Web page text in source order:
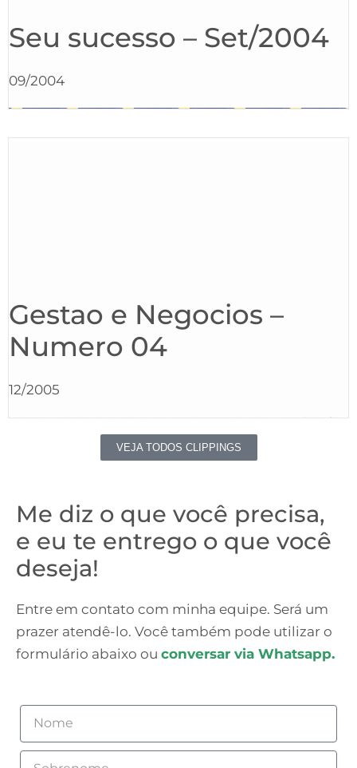
Seu sucesso – Set/2004
09/2004
Gestao e Negocios –
Numero 04
12/2005
VEJA TODOS CLIPPINGS
Me diz o que você precisa,
e eu te entrego o que você
deseja!
Entre em contato com minha equipe. Será um
prazer atendê-lo. Você também pode utilizar o
formulário abaixo ou conversar via Whatsapp.
Nome
Sobrenome